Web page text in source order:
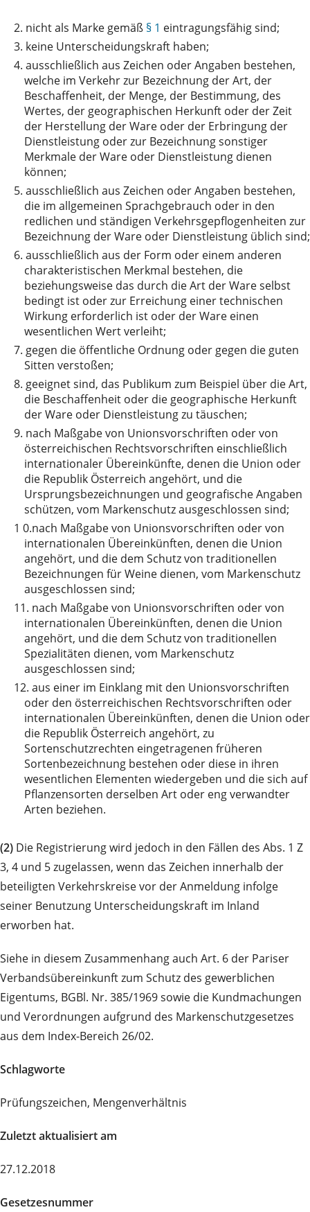
2. nicht als Marke gemäß § 1 eintragungsfähig sind;
3. keine Unterscheidungskraft haben;
4. ausschließlich aus Zeichen oder Angaben bestehen,
welche im Verkehr zur Bezeichnung der Art, der
Beschaffenheit, der Menge, der Bestimmung, des
Wertes, der geographischen Herkunft oder der Zeit
der Herstellung der Ware oder der Erbringung der
Dienstleistung oder zur Bezeichnung sonstiger
Merkmale der Ware oder Dienstleistung dienen
können;
5. ausschließlich aus Zeichen oder Angaben bestehen,
die im allgemeinen Sprachgebrauch oder in den
redlichen und ständigen Verkehrsgepflogenheiten zur
Bezeichnung der Ware oder Dienstleistung üblich sind;
6. ausschließlich aus der Form oder einem anderen
charakteristischen Merkmal bestehen, die
beziehungsweise das durch die Art der Ware selbst
bedingt ist oder zur Erreichung einer technischen
Wirkung erforderlich ist oder der Ware einen
wesentlichen Wert verleiht;
7. gegen die öffentliche Ordnung oder gegen die guten
Sitten verstoßen;
8. geeignet sind, das Publikum zum Beispiel über die Art,
die Beschaffenheit oder die geographische Herkunft
der Ware oder Dienstleistung zu täuschen;
9. nach Maßgabe von Unionsvorschriften oder von
österreichischen Rechtsvorschriften einschließlich
internationaler Übereinkünfte, denen die Union oder
die Republik Österreich angehört, und die
Ursprungsbezeichnungen und geografische Angaben
schützen, vom Markenschutz ausgeschlossen sind;
1 0.nach Maßgabe von Unionsvorschriften oder von
internationalen Übereinkünften, denen die Union
angehört, und die dem Schutz von traditionellen
Bezeichnungen für Weine dienen, vom Markenschutz
ausgeschlossen sind;
11. nach Maßgabe von Unionsvorschriften oder von
internationalen Übereinkünften, denen die Union
angehört, und die dem Schutz von traditionellen
Spezialitäten dienen, vom Markenschutz
ausgeschlossen sind;
12. aus einer im Einklang mit den Unionsvorschriften
oder den österreichischen Rechtsvorschriften oder
internationalen Übereinkünften, denen die Union oder
die Republik Österreich angehört, zu
Sortenschutzrechten eingetragenen früheren
Sortenbezeichnung bestehen oder diese in ihren
wesentlichen Elementen wiedergeben und die sich auf
Pflanzensorten derselben Art oder eng verwandter
Arten beziehen.
(2) Die Registrierung wird jedoch in den Fällen des Abs. 1 Z
3, 4 und 5 zugelassen, wenn das Zeichen innerhalb der
beteiligten Verkehrskreise vor der Anmeldung infolge
seiner Benutzung Unterscheidungskraft im Inland
erworben hat.
Siehe in diesem Zusammenhang auch Art. 6 der Pariser
Verbandsübereinkunft zum Schutz des gewerblichen
Eigentums, BGBl. Nr. 385/1969 sowie die Kundmachungen
und Verordnungen aufgrund des Markenschutzgesetzes
aus dem Index-Bereich 26/02.
Schlagworte
Prüfungszeichen, Mengenverhältnis
Zuletzt aktualisiert am
27.12.2018
Gesetzesnummer